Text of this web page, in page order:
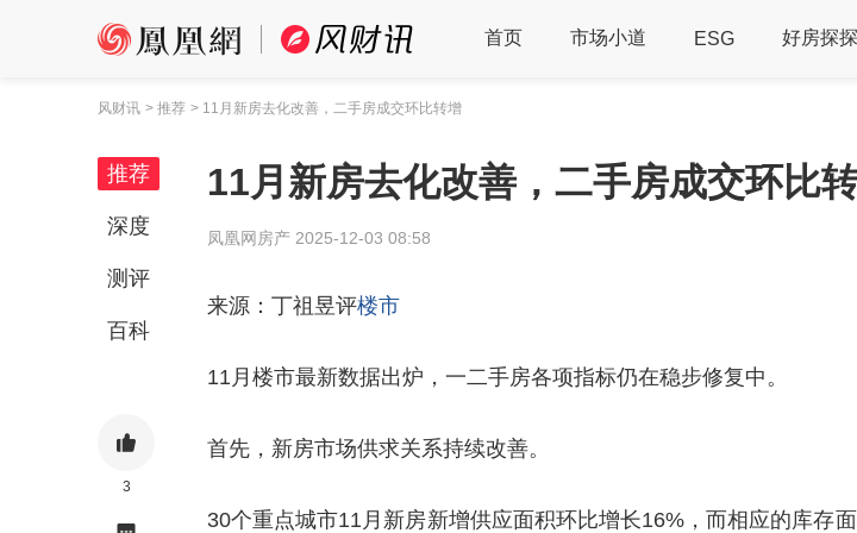
首页 市场小道 ESG 好房探探
风财讯 > 推荐 > 11月新房去化改善，二手房成交环比转增
推荐
深度
测评
百科
3
11月新房去化改善，二手房成交环比
凤凰网房产 2025-12-03 08:58
来源：丁祖昱评楼市
11月楼市最新数据出炉，一二手房各项指标仍在稳步修复中。
首先，新房市场供求关系持续改善。
30个重点城市11月新房新增供应面积环比增长16%，而相应的库存